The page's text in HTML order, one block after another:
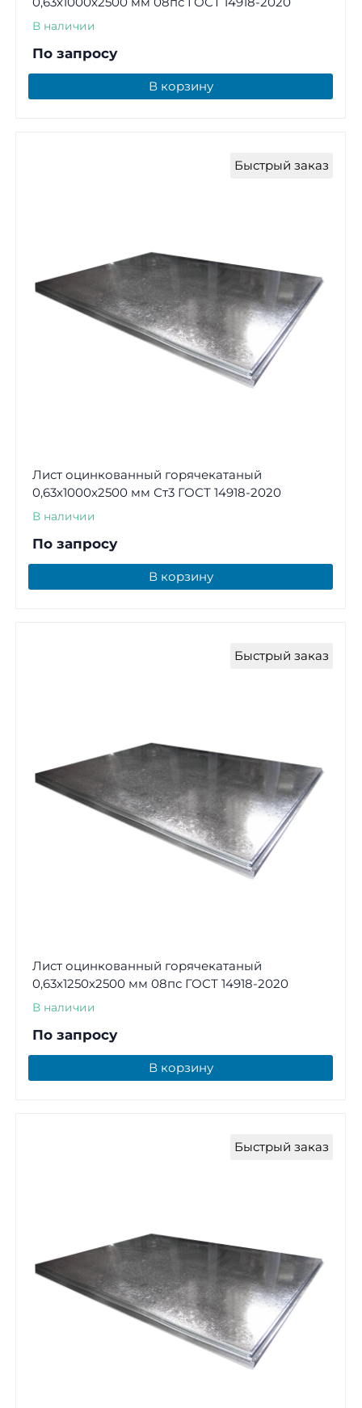
В наличии
По запросу
В корзину
Быстрый заказ
Лист оцинкованный горячекатаный
0,63х1000х2500 мм Ст3 ГОСТ 14918-2020
В наличии
По запросу
В корзину
Быстрый заказ
Лист оцинкованный горячекатаный
0,63х1250х2500 мм 08пс ГОСТ 14918-2020
В наличии
По запросу
В корзину
Быстрый заказ